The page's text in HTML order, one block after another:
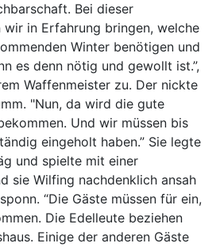
Bei dieser
wir in Erfahrung bringen, welche
Winter benötigen und
es denn nötig und gewollt ist.”,
Waffenmeister zu. Der nickte
"Nun, da wird die gute
Und wir müssen bis
eingeholt haben.” Sie legte
und spielte mit einer
sie Wilfing nachdenklich ansah
“Die Gäste müssen für ein,
Die Edelleute beziehen
Einige der anderen Gäste